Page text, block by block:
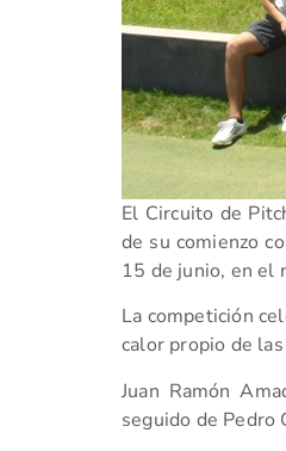
El Circuito de
de su comienzo
15 de junio, en el
La competición
calor propio de
Juan Ramón
seguido de Pedro